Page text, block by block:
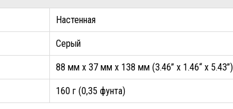
Настенная
Серый
88 мм x 37 мм x 138 мм (3.46” x 1.46“ x 5.43”)
160 г (0,35 фунта)